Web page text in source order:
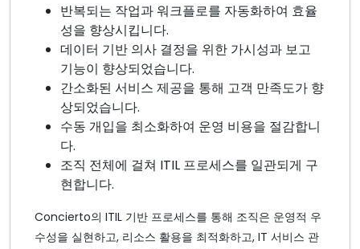
반복되는 작업과 워크플로를 자동화하여 효율
성을 향상시킵니다.
데이터 기반 의사 결정을 위한 가시성과 보고
기능이 향상되었습니다.
간소화된 서비스 제공을 통해 고객 만족도가 향
상되었습니다.
수동 개입을 최소화하여 운영 비용을 절감합니
다.
조직 전체에 걸쳐 ITIL 프로세스를 일관되게 구
현합니다.
Concierto의 ITIL 기반 프로세스를 통해 조직은 운영적 우
수성을 실현하고, 리소스 활용을 최적화하고, IT 서비스 관